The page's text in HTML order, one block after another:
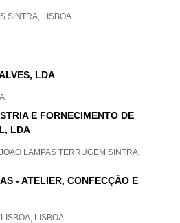
SINTRA, LISBOA
LDA
E FORNECIMENTO DE
LDA
LAMPAS TERRUGEM SINTRA,
- ATELIER, CONFECÇÃO E
LISBOA